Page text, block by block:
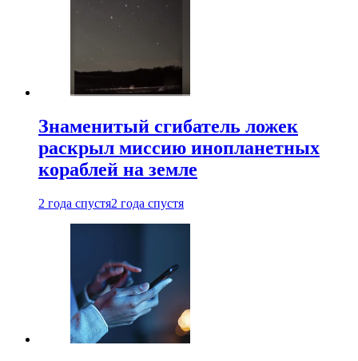
Знаменитый сгибатель ложек
раскрыл миссию инопланетных
кораблей на земле
2 года спустя2 года спустя